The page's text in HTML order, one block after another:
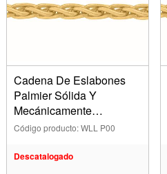
Cadena De Eslabones
Palmier Sólida Y
Mecánicamente
Fabricada De 3,30 mm,
Quilates. Ref
Código producto: WLL P00
Descatalogado